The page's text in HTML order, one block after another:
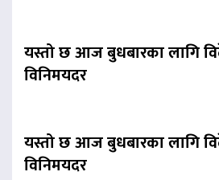
यस्तो छ आज बुधबारका लागि
विनिमयदर
यस्तो छ आज बुधबारका लागि
विनिमयदर